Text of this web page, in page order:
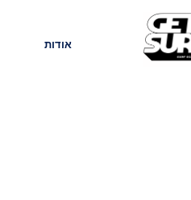
בלוג אודות